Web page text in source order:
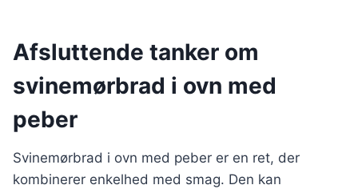
Afsluttende tanker om
svinemørbrad i ovn med
peber
Svinemørbrad i ovn med peber er en ret, der
kombinerer enkelhed med smag. Den kan